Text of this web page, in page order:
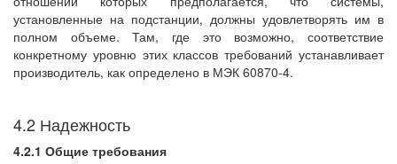
установленные на подстанции, должны удовлетворять им в
полном объеме. Там, где это возможно, соответствие
конкретному уровню этих классов требований устанавливает
производитель, как определено в МЭК 60870-4.
4.2 Надежность
4.2.1 Общие требования